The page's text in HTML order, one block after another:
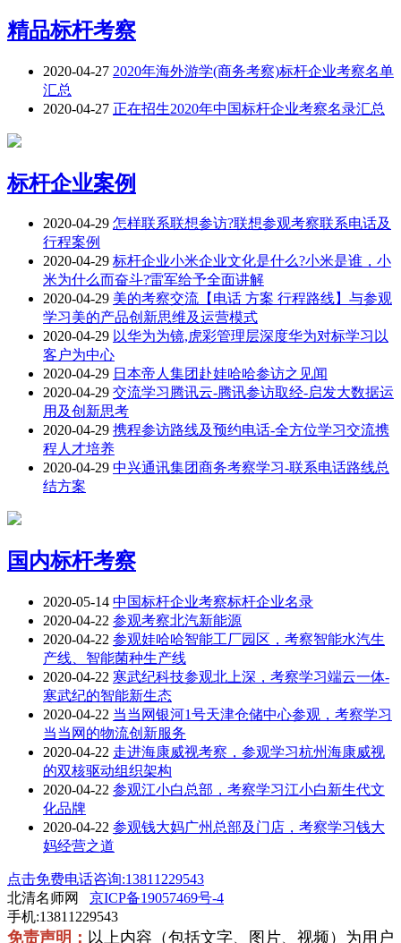
精品标杆考察
2020-04-27 2020年海外游学(商务考察)标杆企业考察名单
汇总
2020-04-27 正在招生2020年中国标杆企业考察名录汇总
标杆企业案例
2020-04-29 怎样联系联想参访?联想参观考察联系电话及
行程案例
2020-04-29 标杆企业小米企业文化是什么?小米是谁，小
米为什么而奋斗?雷军给予全面讲解
2020-04-29 美的考察交流【电话 方案 行程路线】与参观
学习美的产品创新思维及运营模式
2020-04-29 以华为为镜,虎彩管理层深度华为对标学习以
客户为中心
2020-04-29 日本帝人集团赴娃哈哈参访之见闻
2020-04-29 交流学习腾讯云-腾讯参访取经-启发大数据运
用及创新思考
2020-04-29 携程参访路线及预约电话-全方位学习交流携
程人才培养
2020-04-29 中兴通讯集团商务考察学习-联系电话路线总
结方案
国内标杆考察
2020-05-14 中国标杆企业考察标杆企业名录
2020-04-22 参观考察北汽新能源
2020-04-22 参观娃哈哈智能工厂园区，考察智能水汽生
产线、智能菌种生产线
2020-04-22 寒武纪科技参观北上深，考察学习端云一体-
寒武纪的智能新生态
2020-04-22 当当网银河1号天津仓储中心参观，考察学习
当当网的物流创新服务
2020-04-22 走进海康威视考察，参观学习杭州海康威视
的双核驱动组织架构
2020-04-22 参观江小白总部，考察学习江小白新生代文
化品牌
2020-04-22 参观钱大妈广州总部及门店，考察学习钱大
妈经营之道
点击免费电话咨询:13811229543
北清名师网 京ICP备19057469号-4
手机:13811229543
免责声明： 以上内容（包括文字、图片、视频）为用户